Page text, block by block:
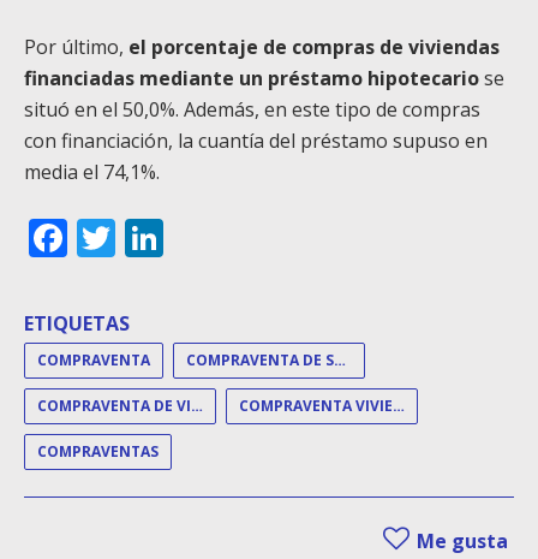
Por último, el porcentaje de compras de viviendas
financiadas mediante un préstamo hipotecariose
situó en el 50,0%. Además, en este tipo de compras
con financiación, la cuantía del préstamo supuso en
media el 74,1%.
Facebook
Twitter
ETIQUETAS
COMPRAVENTA COMPRAVENTA DE SUELO
COMPRAVENTA DE VIVIENDAS COMPRAVENTA VIVIENDA
COMPRAVENTAS
Me gusta